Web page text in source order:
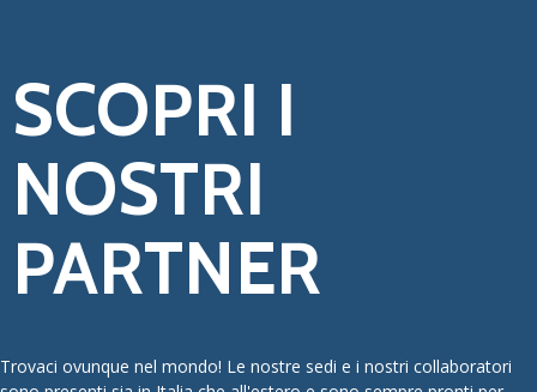
SCOPRI I
NOSTRI
PARTNER
Trovaci ovunque nel mondo! Le nostre sedi e i nostri collaboratori